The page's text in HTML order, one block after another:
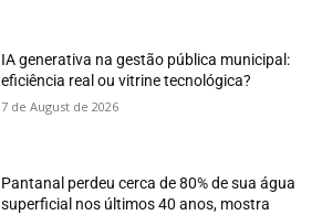
IA generativa na gestão pública municipal:
eficiência real ou vitrine tecnológica?
7 de August de 2026
Pantanal perdeu cerca de 80% de sua água
superficial nos últimos 40 anos, mostra